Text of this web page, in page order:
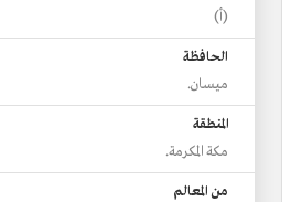
(أ)
الحافظة
ميسان.
المنطقة
مكة المكرمة.
من المعالم